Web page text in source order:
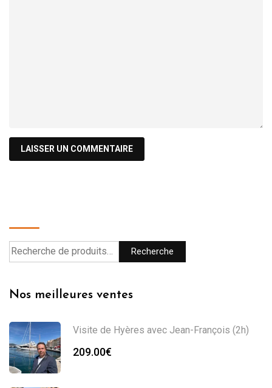
Recherche
Nos meilleures ventes
Visite de Hyères avec Jean-François (2h)
209.00€